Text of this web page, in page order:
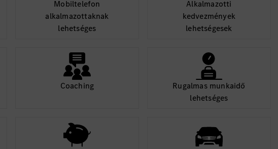
Mobiltelefon
alkalmazottaknak
lehetséges
Alkalmazotti
kedvezmények
lehetségesek
Coaching
Rugalmas munkaidő
lehetséges